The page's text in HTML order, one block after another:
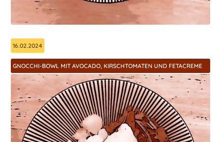
16.02.2024
GNOCCHI-BOWL MIT AVOCADO, KIRSCHTOMATEN UND FETACREME